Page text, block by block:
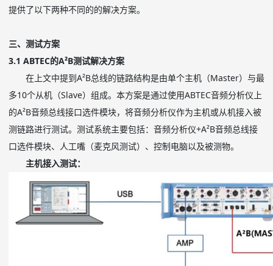
提供了以下两种不同的的解决方案。
三、测试方案
3.1 ABTEC的A²B测试解决方案
在上文中提到A²B总线的链路结构是由单个主机（Master）与最
多10个从机（Slave）组成。本方案是通过使用ABTEC音频分析仪上
的A²B音频总线接口选件模块，将音频分析仪作为主机或从机接入被
测链路进行测试。测试系统主要包括：音频分析仪+A²B音频总线接
口选件模块、人工嘴（麦克风测试）、控制电脑以及被测物。
主机接入测试：